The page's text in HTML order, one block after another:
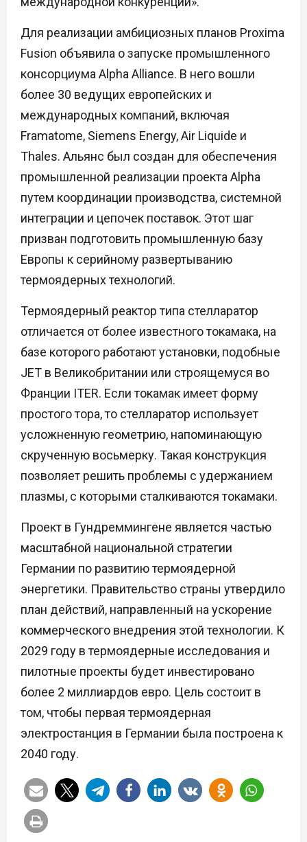
Для реализации амбициозных планов Proxima
Fusion объявила о запуске промышленного
консорциума Alpha Alliance. В него вошли
более 30 ведущих европейских и
международных компаний, включая
Framatome, Siemens Energy, Air Liquide и
Thales. Альянс был создан для обеспечения
промышленной реализации проекта Alpha
путем координации производства, системной
интеграции и цепочек поставок. Этот шаг
призван подготовить промышленную базу
Европы к серийному развертыванию
термоядерных технологий.
Термоядерный реактор типа стелларатор
отличается от более известного токамака, на
базе которого работают установки, подобные
JET в Великобритании или строящемуся во
Франции ITER. Если токамак имеет форму
простого тора, то стелларатор использует
усложненную геометрию, напоминающую
скрученную восьмерку. Такая конструкция
позволяет решить проблемы с удержанием
плазмы, с которыми сталкиваются токамаки.
Проект в Гундреммингене является частью
масштабной национальной стратегии
Германии по развитию термоядерной
энергетики. Правительство страны утвердило
план действий, направленный на ускорение
коммерческого внедрения этой технологии. К
2029 году в термоядерные исследования и
пилотные проекты будет инвестировано
более 2 миллиардов евро. Цель состоит в
том, чтобы первая термоядерная
электростанция в Германии была построена к
2040 году.